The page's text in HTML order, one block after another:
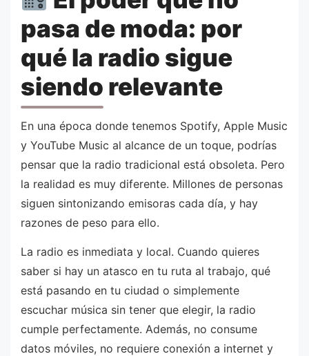
pasa de moda: por
qué la radio sigue
siendo relevante
En una época donde tenemos Spotify, Apple Music
y YouTube Music al alcance de un toque, podrías
pensar que la radio tradicional está obsoleta. Pero
la realidad es muy diferente. Millones de personas
siguen sintonizando emisoras cada día, y hay
razones de peso para ello.
La radio es inmediata y local. Cuando quieres
saber si hay un atasco en tu ruta al trabajo, qué
está pasando en tu ciudad o simplemente
escuchar música sin tener que elegir, la radio
cumple perfectamente. Además, no consume
datos móviles, no requiere conexión a internet y